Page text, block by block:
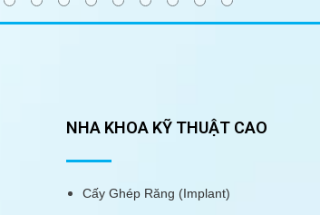
NHA KHOA KỸ THUẬT CAO
Cấy Ghép Răng (Implant)